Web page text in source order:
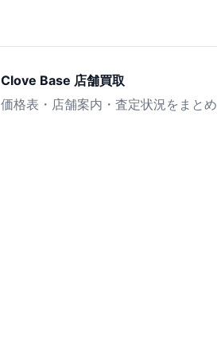
Clove Base 店舗買取
価格表・店舗案内・査定状況をまと